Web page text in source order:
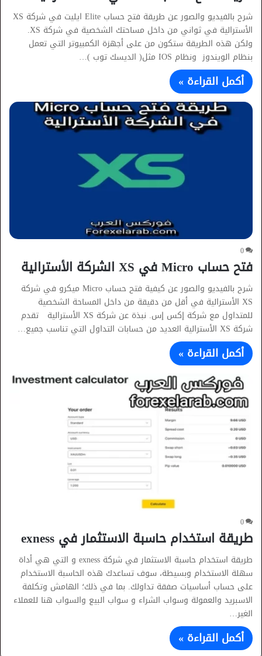
شرح بالفيديو والصور عن طريقة فتح حساب Elite ايليت في شركة XS
الأسترالية في ثواني من داخل مساحتك الشخصية في شركة XS.
ولكن هذه الطريقة ستكون من على أجهزة الكمبيوتر التي تعمل
بنظام الويندوز ونظام IOS مثل( الديسك توب )…
أكمل القراءة »
0
فتح حساب Micro في XS الشركة الأسترالية
شرح بالفيديو والصور عن كيفية فتح حساب Micro ميكرو في شركة
XS الأسترالية في أقل من دقيقة من داخل المساحة الشخصية
للمتداول مع شركة إكس إس. نبذة عن شركة XS الأسترالية تقدم
شركة XS الأسترالية العديد من حسابات التداول التي تناسب جميع…
أكمل القراءة »
0
طريقة استخدام حاسبة الاستثمار في exness
طريقة استخدام حاسبة الاستثمار في شركة exness و التي هي أداة
سهلة الاستخدام وبسيطة، سوف تساعدك هذه الحاسبة الاستخدام
على حساب أساسيات صفقة تداولك. بما في ذلك؛ الهامش وتكلفة
الاسبريد والعمولة وسواب الشراء و سواب البيع والسواب هنا للعملاء
الغير…
أكمل القراءة »